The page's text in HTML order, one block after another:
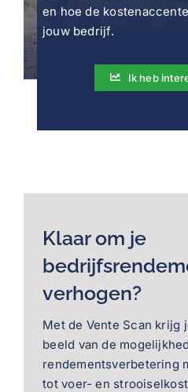
en hoe de
jouw bedrijf.
Ik heb
Klaar om je
verhogen?
Met de Vente Scan krijg
beeld van de
rendementsverbetering
tot voer- en